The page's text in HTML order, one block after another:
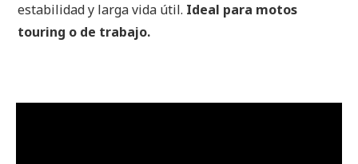
estabilidad y larga vida útil. Ideal para motos
touring o de trabajo.